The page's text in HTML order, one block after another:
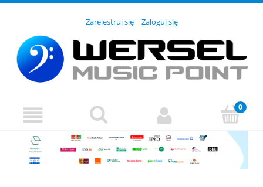
Zarejestruj się Zaloguj się